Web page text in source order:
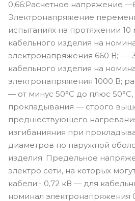
0,66:Расчетное напряжение
Электронапряжение
испытаниях на протяжении
кабельного изделия на
электронапряжения 660 В; —
кабельного изделия на
электронапряжения 1000 В;
— от минус 50°С до плюс 50°С,
прокладывания — строго
предшествующего
изгибанияния при
диаметров по наружной
изделия. Предельное
электро сети, на которых
кабели:- 0,72 кВ — для
номинал электронапряжения